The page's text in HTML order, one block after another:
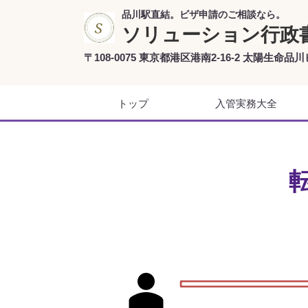
品川駅直結。ビザ申請のご相談なら。
ソリューション行政
〒108-0075 東京都港区港南2-16-2 太陽生命品川
トップ 入管実務大全